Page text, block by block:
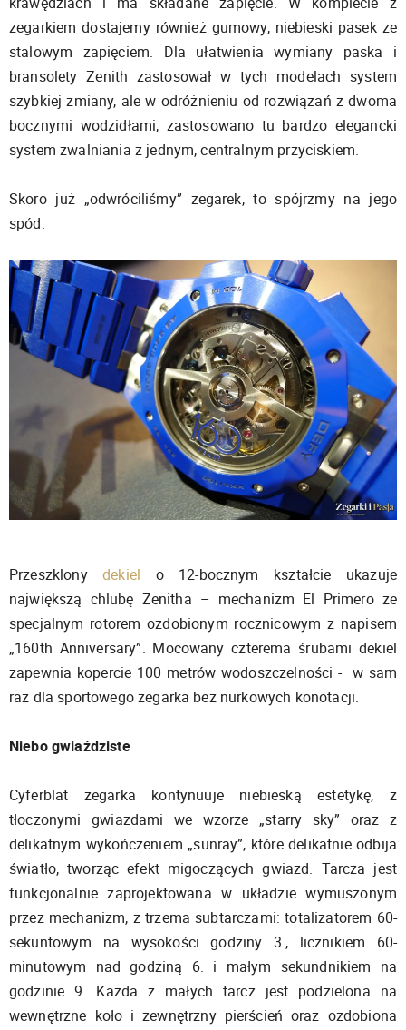
zegarkiem dostajemy również gumowy, niebieski pasek ze
stalowym zapięciem. Dla ułatwienia wymiany paska i
bransolety Zenith zastosował w tych modelach system
szybkiej zmiany, ale w odróżnieniu od rozwiązań z dwoma
bocznymi wodzidłami, zastosowano tu bardzo elegancki
system zwalniania z jednym, centralnym przyciskiem.
Skoro już „odwróciliśmy” zegarek, to spójrzmy na jego
spód.
Przeszklonydekiel o 12-bocznym kształcie ukazuje
największą chlubę Zenitha – mechanizm El Primero ze
specjalnym rotorem ozdobionym rocznicowym z napisem
„160th Anniversary”. Mocowany czterema śrubami dekiel
zapewnia kopercie 100 metrów wodoszczelności - w sam
raz dla sportowego zegarka bez nurkowych konotacji.
Niebo gwiaździste
Cyferblat zegarka kontynuuje niebieską estetykę, z
tłoczonymi gwiazdami we wzorze „starry sky” oraz z
delikatnym wykończeniem „sunray”, które delikatnie odbija
światło, tworząc efekt migoczących gwiazd. Tarcza jest
funkcjonalnie zaprojektowana w układzie wymuszonym
przez mechanizm, z trzema subtarczami: totalizatorem 60-
sekuntowym na wysokości godziny 3., licznikiem 60-
minutowym nad godziną 6. i małym sekundnikiem na
godzinie 9. Każda z małych tarcz jest podzielona na
wewnętrzne koło i zewnętrzny pierścień oraz ozdobiona